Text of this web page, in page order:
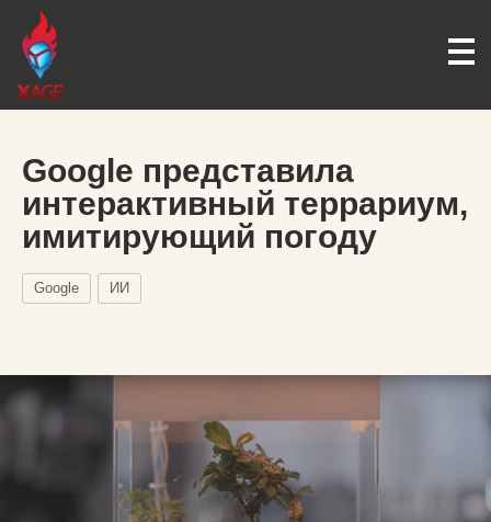
Google представила
интерактивный террариум,
имитирующий погоду
Google ИИ